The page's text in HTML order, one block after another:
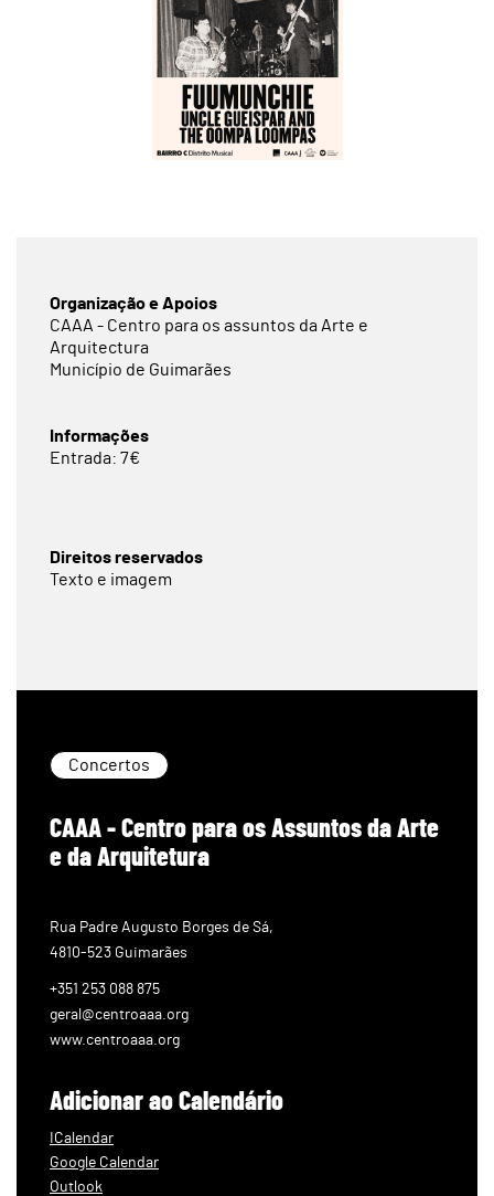
Organização e Apoios
CAAA - Centro para os assuntos da Arte e
Arquitectura
Município de Guimarães
Informações
Entrada: 7€
Direitos reservados
Texto e imagem
Concertos
CAAA - Centro para os Assuntos da Arte
e da Arquitetura
Rua Padre Augusto Borges de Sá,
4810-523 Guimarães
+351 253 088 875
geral@centroaaa.org
www.centroaaa.org
Adicionar ao Calendário
ICalendar
Google Calendar
Outlook